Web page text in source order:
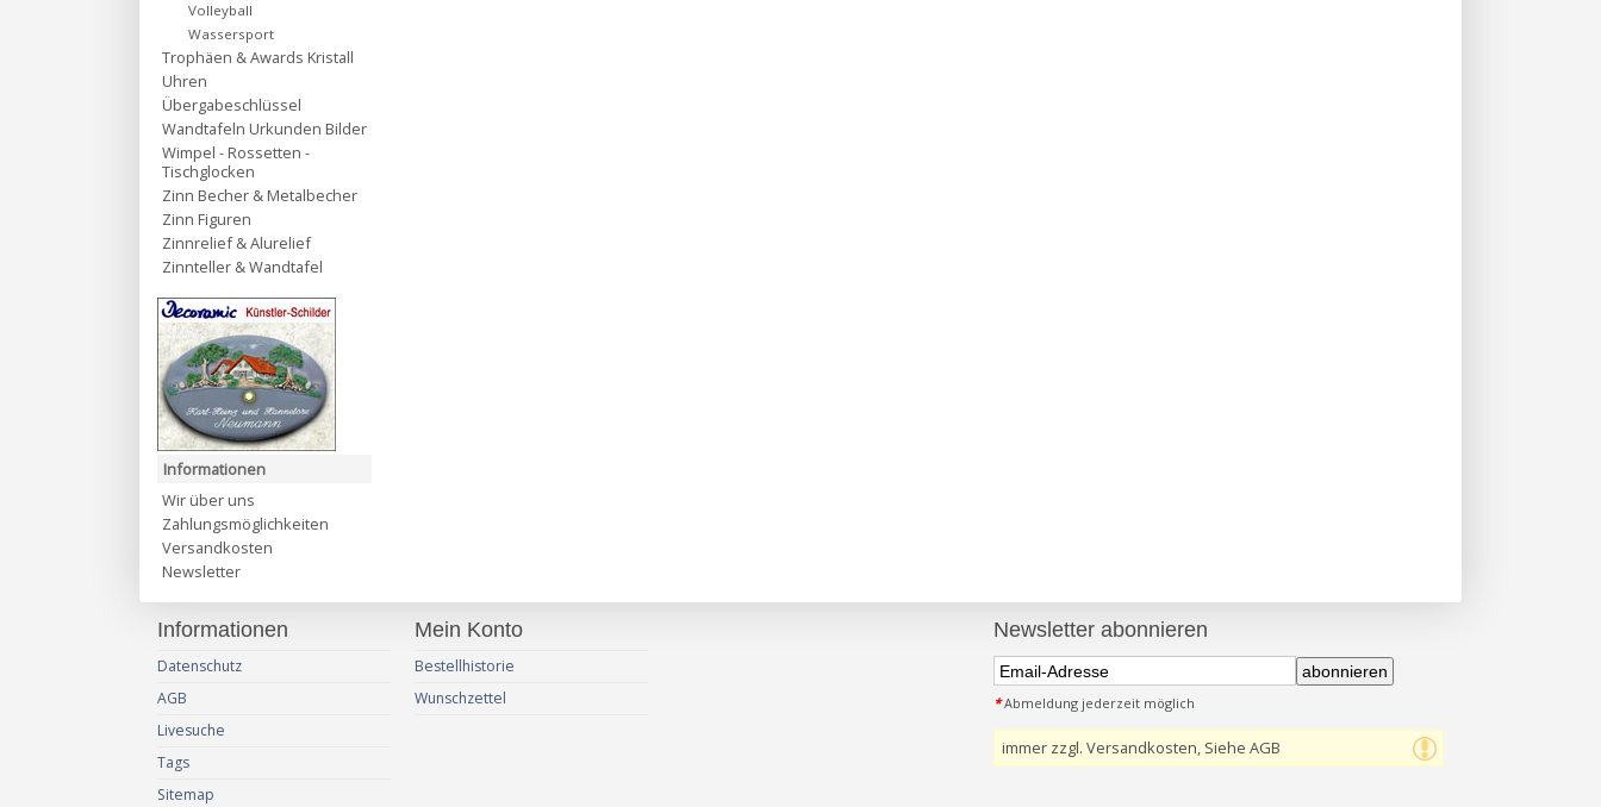
Volleyball
Wassersport
Trophäen & Awards Kristall
Uhren
Übergabeschlüssel
Wandtafeln Urkunden Bilder
Wimpel - Rossetten -
Tischglocken
Zinn Becher & Metalbecher
Zinn Figuren
Zinnrelief & Alurelief
Zinnteller & Wandtafel
Informationen
Wir über uns
Zahlungsmöglichkeiten
Versandkosten
Newsletter
Informationen
Datenschutz
AGB
Livesuche
Tags
Sitemap
Mein Konto
Bestellhistorie
Wunschzettel
Newsletter abonnieren
abonnieren
*Abmeldung jederzeit möglich
immer zzgl. Versandkosten, Siehe AGB